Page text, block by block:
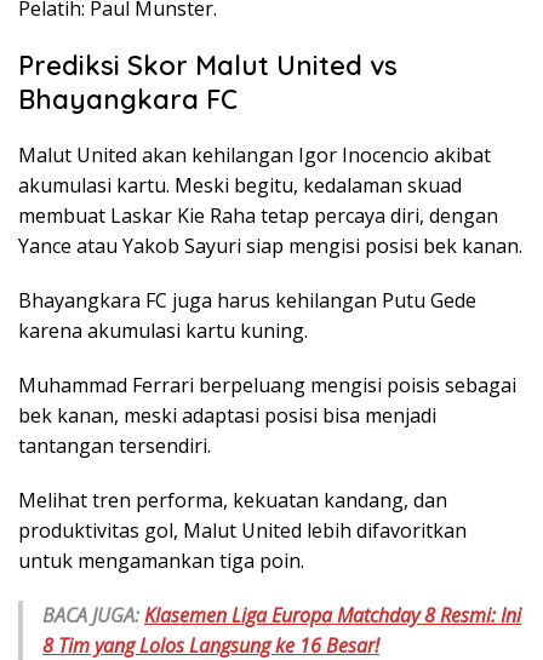
Pelatih: Paul Munster.
Prediksi Skor Malut United vs
Bhayangkara FC
Malut United akan kehilangan Igor Inocencio akibat
akumulasi kartu. Meski begitu, kedalaman skuad
membuat Laskar Kie Raha tetap percaya diri, dengan
Yance atau Yakob Sayuri siap mengisi posisi bek kanan.
Bhayangkara FC juga harus kehilangan Putu Gede
karena akumulasi kartu kuning.
Muhammad Ferrari berpeluang mengisi poisis sebagai
bek kanan, meski adaptasi posisi bisa menjadi
tantangan tersendiri.
Melihat tren performa, kekuatan kandang, dan
produktivitas gol, Malut United lebih difavoritkan
untuk mengamankan tiga poin.
BACA JUGA:Klasemen Liga Europa Matchday 8 Resmi: Ini
8 Tim yang Lolos Langsung ke 16 Besar!